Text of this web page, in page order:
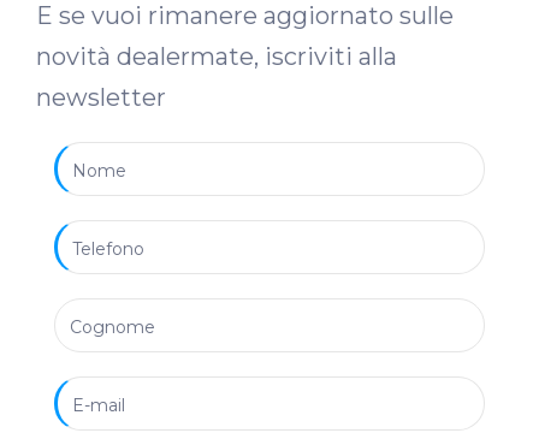
E se vuoi rimanere aggiornato sulle
novità dealermate, iscriviti alla
newsletter